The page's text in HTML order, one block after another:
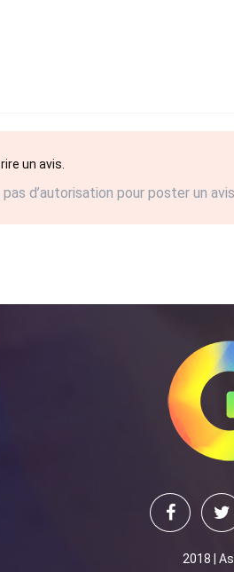
un avis.
d’autorisation pour poster un
2018 |